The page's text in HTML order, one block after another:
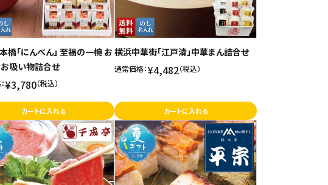
橋「にんべん」 至福の一椀 お
お吸い物詰合せ
¥3,780（税込）
カートに入れる
横浜中華街「江戸清」中華まん詰合せ
通常価格：¥4,482（税込）
カートに入れる